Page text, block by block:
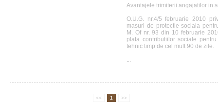
Avantajele trimiterii angajatilor in
O.U.G. nr.4/5 februarie 2010
masuri de protectie sociala
M. Of nr. 93 din 10 februarie
plata contributiilor sociale
tehnic timp de cel mult 90 de zile.
...
<< 1 >>